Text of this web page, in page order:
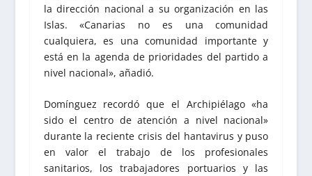
la dirección nacional a su organización en las
Islas. «Canarias no es una comunidad
cualquiera, es una comunidad importante y
está en la agenda de prioridades del partido a
nivel nacional», añadió.
Domínguez recordó que el Archipiélago «ha
sido el centro de atención a nivel nacional»
durante la reciente crisis del hantavirus y puso
en valor el trabajo de los profesionales
sanitarios, los trabajadores portuarios y las